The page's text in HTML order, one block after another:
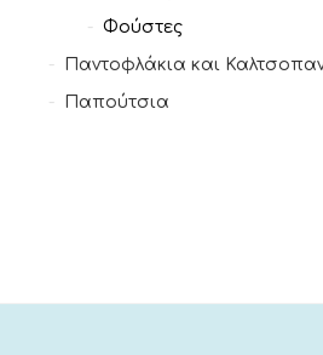
Φούστες
Παντοφλάκια και
Παπούτσια